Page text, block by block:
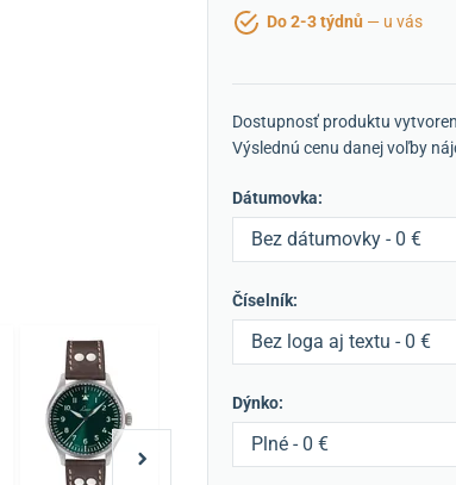
Do 2-3 týdnů — u vás
Dostupnosť produktu
Výslednú cenu danej voľby
Dátumovka:
Bez dátumovky - 0 €
Číselník:
Bez loga aj textu - 0 €
Dýnko:
Plné - 0 €